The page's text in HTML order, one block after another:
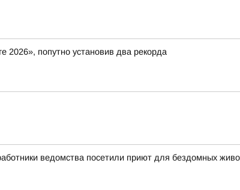
2026», попутно установив два рекорда
ведомства посетили приют для бездомных